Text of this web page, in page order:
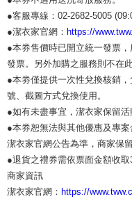
●客服專線：02-2682-5005
●潔衣家官網： https://
●本券售價時已開立統一發票
發票。另外加購之服務則不在
●本劵僅提供一次性兌換核銷
號、截圖方式兌換使用。
●如有未盡事宜，潔衣家保留
●本券恕無法與其他優惠及專
潔衣家官網公告為準，商家保
●退貨之禮券需依票面金額收取
商家資訊
潔衣家官網： https://